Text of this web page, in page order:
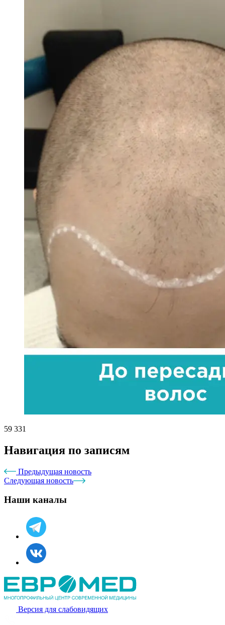
59 331
Навигация по записям
Предыдущая новость
Следующая новость
Наши каналы
Версия для слабовидящих